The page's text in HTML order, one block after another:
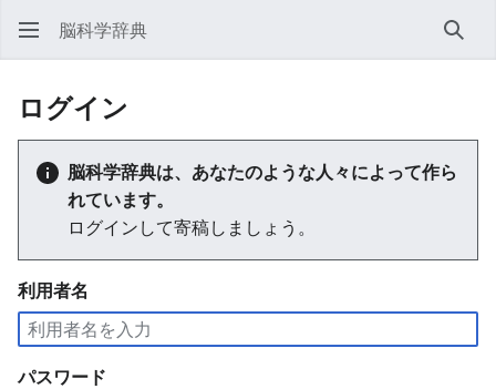
脳科学辞典 検索
ログイン
脳科学辞典は、あなたのような人々によって作ら
れています。
ログインして寄稿しましょう。
利用者名
パスワード